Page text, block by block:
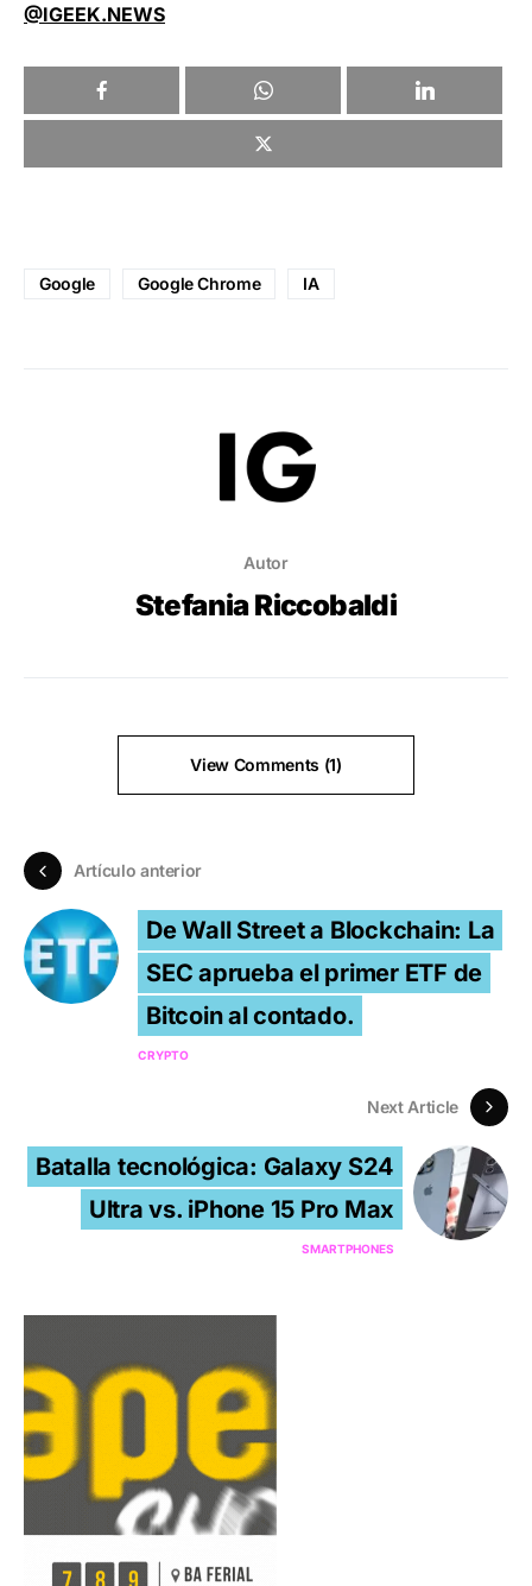
@IGEEK.NEWS
Google Google Chrome IA
Autor
Stefania Riccobaldi
View Comments (1)
Artículo anterior
De Wall Street a Blockchain: La
SEC aprueba el primer ETF de
Bitcoin al contado.
CRYPTO
Next Article
Batalla tecnológica: Galaxy S24
Ultra vs. iPhone 15 Pro Max
SMARTPHONES